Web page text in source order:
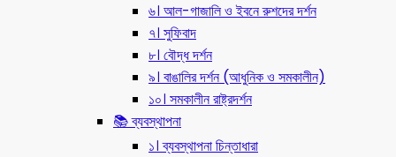
৬। আল-গাজালি ও ইবনে রুশদের দর্শন
৭। সুফিবাদ
৮। বৌদ্ধ দর্শন
৯। বাঙালির দর্শন (আধুনিক ও সমকালীন)
১০। সমকালীন রাষ্ট্রদর্শন
📚 ব্যবস্থাপনা
১। ব্যবস্থাপনা চিন্তাধারা